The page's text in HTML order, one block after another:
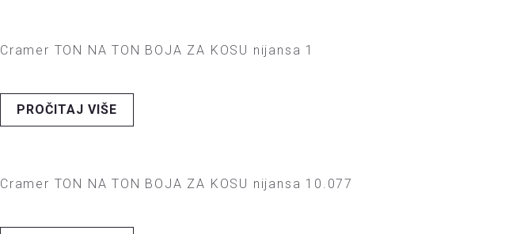
Cramer TON NA TON BOJA ZA KOSU nijansa 1
PROČITAJ VIŠE
Cramer TON NA TON BOJA ZA KOSU nijansa 10.077